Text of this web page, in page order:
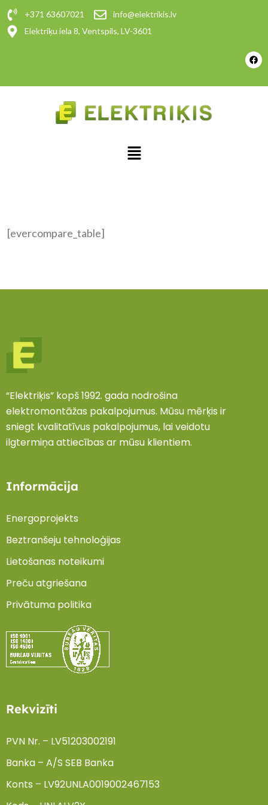
+371 63607021
info@elektrikis.lv
Elektriķu iela 8, Ventspils, LV-3601
[evercompare_table]
“Elektriķis” kopš 1992. gada nodrošina
elektromontāžas pakalpojumus. Mūsu mērķis ir
sniegt kvalitatīvus pakalpojumus, lai veidotu
ilgtermiņa attiecības ar mūsu klientiem.
Informācija
Energoprojekts
Beztranšeju tehnoloģijas
Lietošanas noteikumi
Preču atgriešana
Privātuma politika
Rekvizīti
PVN Nr. – LV51203002191
Banka – A/S SEB Banka
Konts – LV92UNLA0019002467153